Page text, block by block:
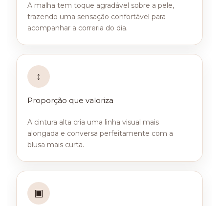
A malha tem toque agradável sobre a pele,
trazendo uma sensação confortável para
acompanhar a correria do dia.
↕
Proporção que valoriza
A cintura alta cria uma linha visual mais
alongada e conversa perfeitamente com a
blusa mais curta.
▣